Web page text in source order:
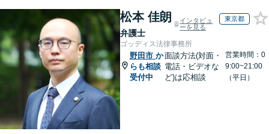
松本 佳朗
弁護士
インタビュ
ーを見る
東京都
ゴッディス法律事務所
野田市 か
らも相談
受付中
面談方法(対面・
電話・ビデオな
ど)は応相談
営業時間：0
9:00~21:00
（平日）